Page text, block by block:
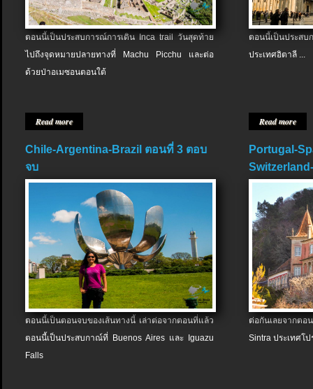
ตอนนี้เป็นประสบการณ์การเดิน Inca trail วันสุดท้าย
ไปถึงจุดหมายปลายทางที่ Machu Picchu และต่อ
ด้วยป่าอเมซอนตอนใต้
Read more
ตอนนี้เป็นประส
ประเทศอิตาลี ...
Read more
Chile-Argentina-Brazil ตอนที่ 3 ตอบ
จบ
ตอนนี้เป็นตอนจบของเส้นทางนี้ เล่าต่อจากตอนที่แล้ว
ตอนนี้เป็นประสบกาณ์ที่ Buenos Aires และ Iguazu
Falls
Portugal-
ต่อกันเลยจากต
Sintra ประเทศโป